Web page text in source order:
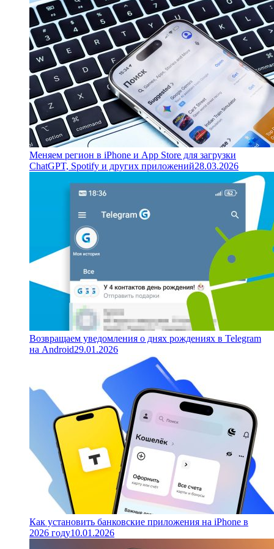
Меняем регион в iPhone и App Store для загрузки
ChatGPT, Spotify и других приложений28.03.2026
Возвращаем уведомления о днях рождениях в Telegram
на Android29.01.2026
Как установить банковские приложения на iPhone в
2026 году10.01.2026